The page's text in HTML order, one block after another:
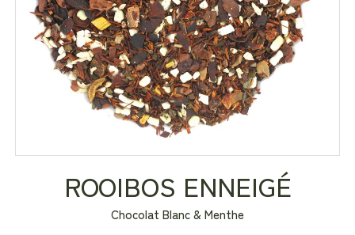
ROOIBOS ENNEIGÉ
Chocolat Blanc & Menthe